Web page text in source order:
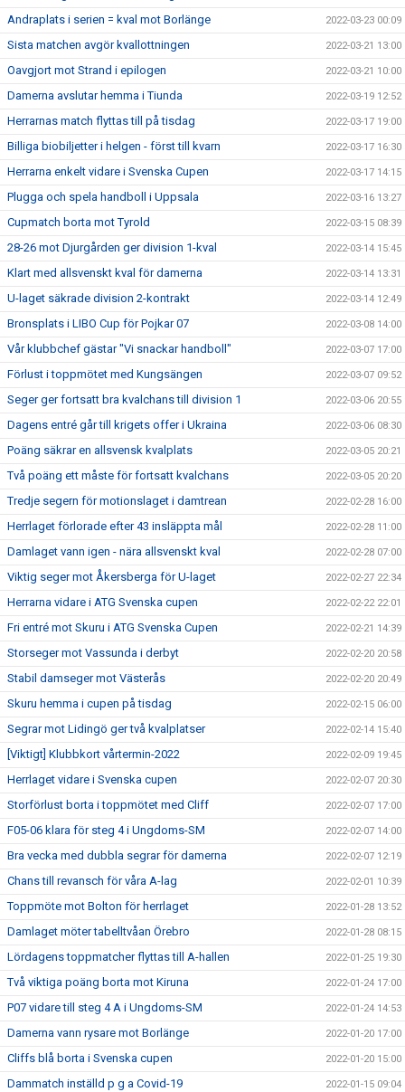
Andraplats i serien = kval mot Borlänge 2022-03-23 00:09
Sista matchen avgör kvallottningen 2022-03-21 13:00
Oavgjort mot Strand i epilogen 2022-03-21 10:00
Damerna avslutar hemma i Tiunda 2022-03-19 12:52
Herrarnas match flyttas till på tisdag 2022-03-17 19:00
Billiga biobiljetter i helgen - först till kvarn 2022-03-17 16:30
Herrarna enkelt vidare i Svenska Cupen 2022-03-17 14:15
Plugga och spela handboll i Uppsala 2022-03-16 13:27
Cupmatch borta mot Tyrold 2022-03-15 08:39
28-26 mot Djurgården ger division 1-kval 2022-03-14 15:45
Klart med allsvenskt kval för damerna 2022-03-14 13:31
U-laget säkrade division 2-kontrakt 2022-03-14 12:49
Bronsplats i LIBO Cup för Pojkar 07 2022-03-08 14:00
Vår klubbchef gästar "Vi snackar handboll" 2022-03-07 17:00
Förlust i toppmötet med Kungsängen 2022-03-07 09:52
Seger ger fortsatt bra kvalchans till division 1 2022-03-06 20:55
Dagens entré går till krigets offer i Ukraina 2022-03-06 08:30
Poäng säkrar en allsvensk kvalplats 2022-03-05 20:21
Två poäng ett måste för fortsatt kvalchans 2022-03-05 20:20
Tredje segern för motionslaget i damtrean 2022-02-28 16:00
Herrlaget förlorade efter 43 insläppta mål 2022-02-28 11:00
Damlaget vann igen - nära allsvenskt kval 2022-02-28 07:00
Viktig seger mot Åkersberga för U-laget 2022-02-27 22:34
Herrarna vidare i ATG Svenska cupen 2022-02-22 22:01
Fri entré mot Skuru i ATG Svenska Cupen 2022-02-21 14:39
Storseger mot Vassunda i derbyt 2022-02-20 20:58
Stabil damseger mot Västerås 2022-02-20 20:49
Skuru hemma i cupen på tisdag 2022-02-15 06:00
Segrar mot Lidingö ger två kvalplatser 2022-02-14 15:40
[Viktigt] Klubbkort vårtermin-2022 2022-02-09 19:45
Herrlaget vidare i Svenska cupen 2022-02-07 20:30
Storförlust borta i toppmötet med Cliff 2022-02-07 17:00
F05-06 klara för steg 4 i Ungdoms-SM 2022-02-07 14:00
Bra vecka med dubbla segrar för damerna 2022-02-07 12:19
Chans till revansch för våra A-lag 2022-02-01 10:39
Toppmöte mot Bolton för herrlaget 2022-01-28 13:52
Damlaget möter tabelltvåan Örebro 2022-01-28 08:15
Lördagens toppmatcher flyttas till A-hallen 2022-01-25 19:30
Två viktiga poäng borta mot Kiruna 2022-01-24 17:00
P07 vidare till steg 4 A i Ungdoms-SM 2022-01-24 14:53
Damerna vann rysare mot Borlänge 2022-01-20 17:00
Cliffs blå borta i Svenska cupen 2022-01-20 15:00
Dammatch inställd p g a Covid-19 2022-01-15 09:04